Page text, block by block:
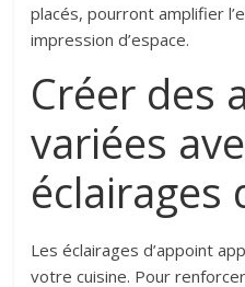
placés, pourront amplifier
impression d’espace.
Créer des
variées
éclairages
Les éclairages d’appoint
votre cuisine. Pour